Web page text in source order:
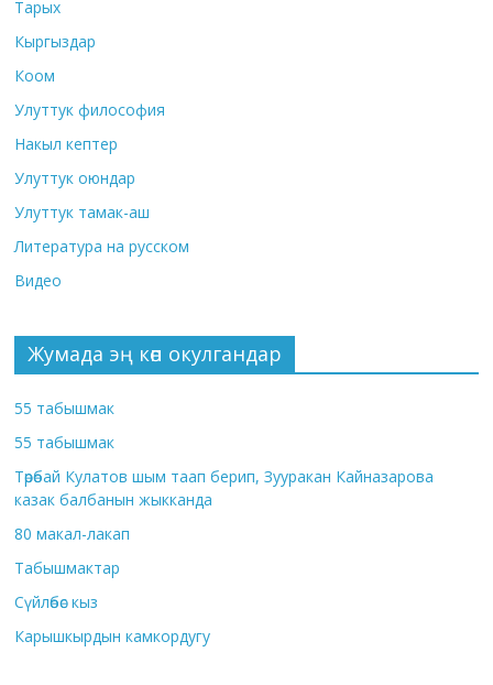
Тарых
Кыргыздар
Коом
Улуттук философия
Накыл кептер
Улуттук оюндар
Улуттук тамак-аш
Литература на русском
Видео
Жумада эң көп окулгандар
55 табышмак
55 табышмак
Төрөбай Кулатов шым таап берип, Зууракан Кайназарова
казак балбанын жыкканда
80 макал-лакап
Табышмактар
Сүйлөбөс кыз
Карышкырдын камкордугу